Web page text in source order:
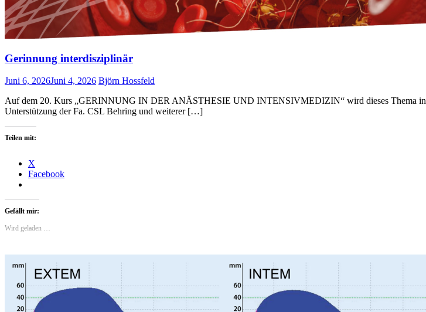
Gerinnung interdisziplinär
Juni 6, 2026Juni 4, 2026 Björn Hossfeld
Auf dem 20. Kurs „GERINNUNG IN DER ANÄSTHESIE UND INTENSIVMEDIZIN“ wird dieses Thema
Unterstützung der Fa. CSL Behring und weiterer […]
Teilen mit:
X
Facebook
Gefällt mir:
Wird geladen …